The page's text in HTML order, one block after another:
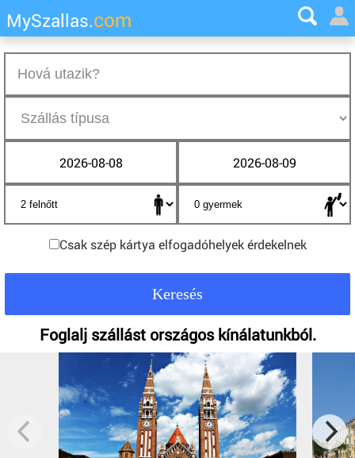
MySzallas.com
2026-08-08 2026-08-09
Csak szép kártya elfogadóhelyek érdekelnek
Foglalj szállást országos kínálatunkból.